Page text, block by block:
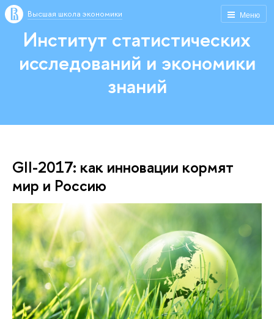
Меню
Высшая школа экономики
Институт статистических
исследований и экономики
знаний
GII-2017: как инновации кормят
мир и Россию